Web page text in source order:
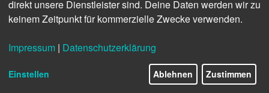
direkt unsere Dienstleister sind. Deine Daten werden wir zu
keinem Zeitpunkt für kommerzielle Zwecke verwenden.
Impressum | Datenschutzerklärung
Einstellen Ablehnen Zustimmen